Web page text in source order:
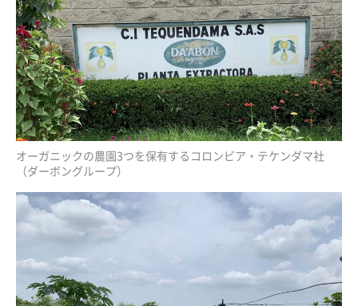
オーガニックの農園3つを保有するコロンビア・テケンダマ社
（ダーボングループ）